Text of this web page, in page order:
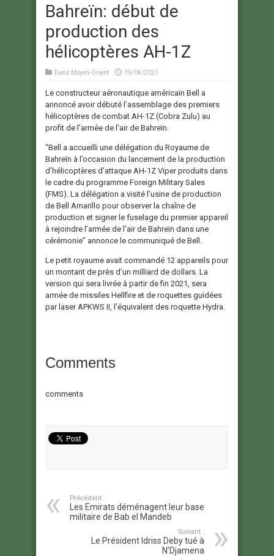
Bahreïn: début de
production des
hélicoptères AH-1Z
Dans Moyen-Orient 19/04/2021
Le constructeur aéronautique américain Bell a
annoncé avoir débuté l’assemblage des premiers
hélicoptères de combat AH-1Z (Cobra Zulu) au
profit de l’armée de l’air de Bahreïn.
“Bell a accueilli une délégation du Royaume de
Bahreïn à l’occasion du lancement de la production
d’hélicoptères d’attaque AH-1Z Viper produits dans
le cadre du programme Foreign Military Sales
(FMS). La délégation a visité l’usine de production
de Bell Amarillo pour observer la chaîne de
production et signer le fuselage du premier appareil
à rejoindre l’armée de l’air de Bahreïn dans une
cérémonie” annonce le communiqué de Bell.
Le petit royaume avait commandé 12 appareils pour
un montant de près d’un milliard de dollars. La
version qui sera livrée à partir de fin 2021, sera
armée de missiles Hellfire et de roquettes guidées
par laser APKWS II, l’équivalent des roquette Hydra.
Comments
comments
Précédent :
Les Emirats déménagent leur base
militaire de Bab el Mandeb
Suivant :
Le Président Idriss Deby tué à
N’Djamena